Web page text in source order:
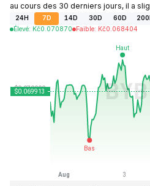
au cours des 30 derniers jours, il a
24H 7D 14D 30D 60D
Élevé: Kč0.070870 Faible: Kč0.068404
Dernière mise à jour : 2026-08-07, 12:51
Kč0.731578